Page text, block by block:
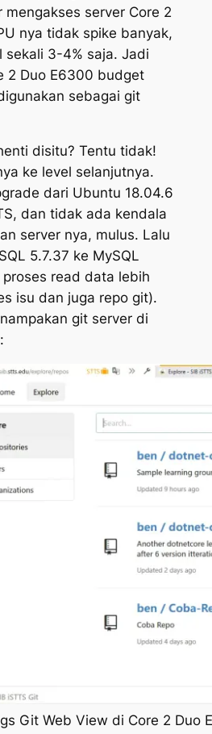
server Core 2
nya tidak spike banyak,
sekali 3-4% saja. Jadi
2 Duo E6300 budget
sebagai git
disitu? Tentu tidak!
ke level selanjutnya.
dari Ubuntu 18.04.6
dan tidak ada kendala
server nya, mulus. Lalu
5.7.37 ke MySQL
read data lebih
isu dan juga repo git).
git server di
Git Web View di Core 2 Duo